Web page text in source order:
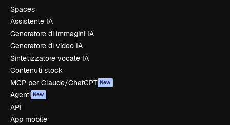
Spaces
Assistente IA
Generatore di immagini IA
Generatore di video IA
Sintetizzatore vocale IA
Contenuti stock
MCP per Claude/ChatGPT New
Agenti New
API
App mobile